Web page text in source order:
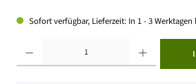
Sofort verfügbar, Lieferzeit: In 1 - 3 Werktagen